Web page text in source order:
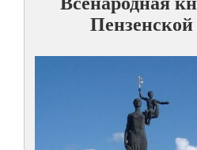
Пензенской